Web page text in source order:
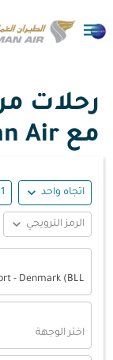

رحلات
مع Oman Air بدءًا
اتجاه واحد expand_more 1 الراكب, الدرجة السياحية
الرمز الترويجي expand_more
- Denmark (BLL)
اختر الوجهة